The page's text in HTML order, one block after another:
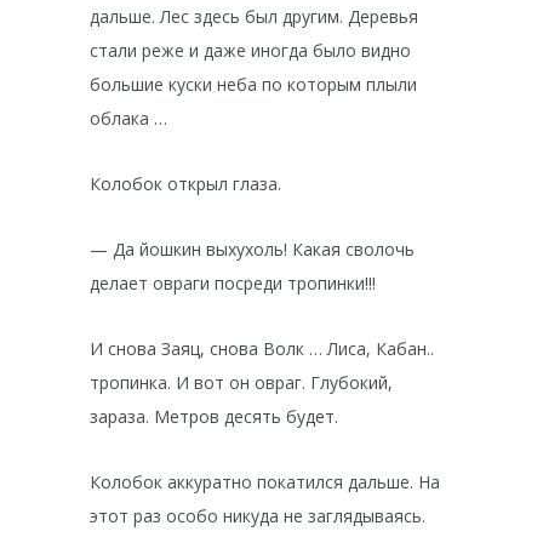
дальше. Лес здесь был другим. Деревья
стали реже и даже иногда было видно
большие куски неба по которым плыли
облака …
Колобок открыл глаза.
— Да йошкин выхухоль! Какая сволочь
делает овраги посреди тропинки!!!
И снова Заяц, снова Волк … Лиса, Кабан..
тропинка. И вот он овраг. Глубокий,
зараза. Метров десять будет.
Колобок аккуратно покатился дальше. На
этот раз особо никуда не заглядываясь.